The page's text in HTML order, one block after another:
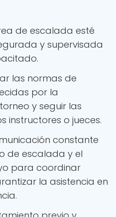
de escalada esté
y supervisada
las normas de
por la
y seguir las
instructores o jueces.
constante
de escalada y el
para coordinar
la asistencia en